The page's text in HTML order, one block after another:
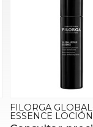
FILORGA SCRUB
Consultar precio